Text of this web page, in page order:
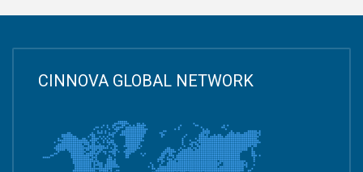
CINNOVA GLOBAL NETWORK